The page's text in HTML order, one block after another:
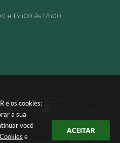
e os cookies:
a sua
você
e
ACEITAR
e 13h00 ás 17h00.
3.5.3 - 19/06/2026